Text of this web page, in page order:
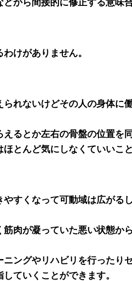
けがありません。
れないけどその人の身体に
るとか左右の骨盤の位置を
とんど気にしなくていいこ
すくなって可動域は広がる
肉が凝っていた悪い状態か
ングやリハビリを行ったり
ていくことができます。